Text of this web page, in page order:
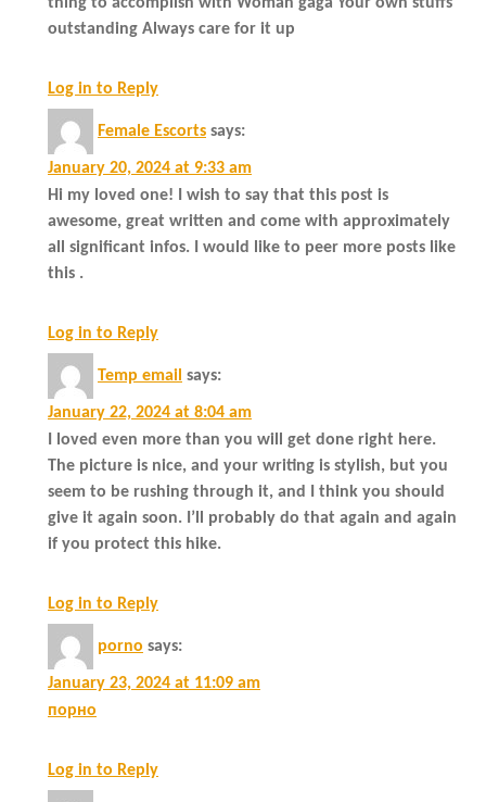
outstanding Always care for it up
Log in to Reply
Female Escorts says:
January 20, 2024 at 9:33 am
Hi my loved one! I wish to say that this post is
awesome, great written and come with approximately
all significant infos. I would like to peer more posts like
this .
Log in to Reply
Temp email says:
January 22, 2024 at 8:04 am
I loved even more than you will get done right here.
The picture is nice, and your writing is stylish, but you
seem to be rushing through it, and I think you should
give it again soon. I’ll probably do that again and again
if you protect this hike.
Log in to Reply
porno says:
January 23, 2024 at 11:09 am
порно
Log in to Reply